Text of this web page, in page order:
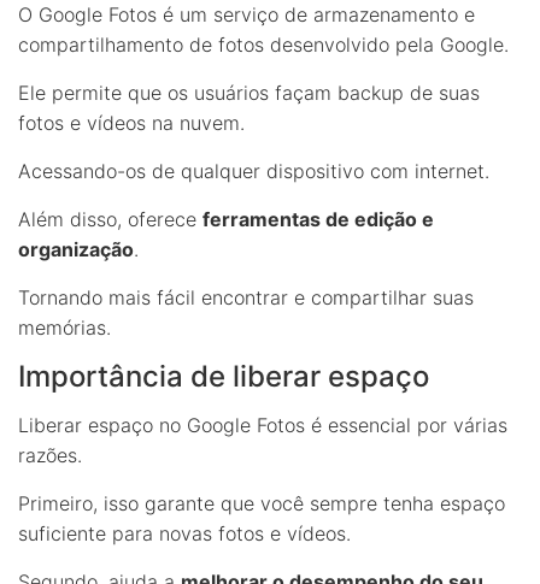
O Google Fotos é um serviço de armazenamento e
compartilhamento de fotos desenvolvido pela Google.
Ele permite que os usuários façam backup de suas
fotos e vídeos na nuvem.
Acessando-os de qualquer dispositivo com internet.
Além disso, oferece ferramentas de edição e
organização.
Tornando mais fácil encontrar e compartilhar suas
memórias.
Importância de liberar espaço
Liberar espaço no Google Fotos é essencial por várias
razões.
Primeiro, isso garante que você sempre tenha espaço
suficiente para novas fotos e vídeos.